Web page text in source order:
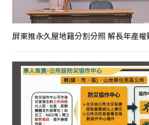
屏東推永久屋地籍分割分照 解長年產權